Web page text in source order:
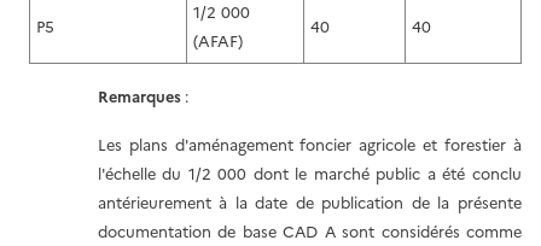
P5
1/2 000
(AFAF)
40 40
Remarques:
Les plans d'aménagement foncier agricole et forestier à
l'échelle du 1/2 000 dont le marché public a été conclu
antérieurement à la date de publication de la présente
documentation de base CAD A sont considérés comme